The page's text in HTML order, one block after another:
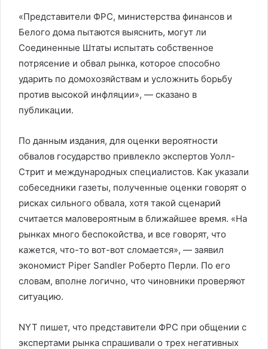
«Представители ФРС, министерства финансов и
Белого дома пытаются выяснить, могут ли
Соединенные Штаты испытать собственное
потрясение и обвал рынка, которое способно
ударить по домохозяйствам и усложнить борьбу
против высокой инфляции», — сказано в
публикации.
По данным издания, для оценки вероятности
обвалов государство привлекло экспертов Уолл-
Стрит и международных специалистов. Как указали
собеседники газеты, полученные оценки говорят о
рисках сильного обвала, хотя такой сценарий
считается маловероятным в ближайшее время. «На
рынках много беспокойства, и все говорят, что
кажется, что-то вот-вот сломается», — заявил
экономист Piper Sandler Роберто Перли. По его
словам, вполне логично, что чиновники проверяют
ситуацию.
NYT пишет, что представители ФРС при общении с
экспертами рынка спрашивали о трех негативных